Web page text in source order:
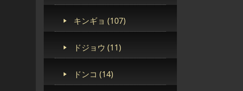
キンギョ (107)
ドジョウ (11)
ドンコ (14)